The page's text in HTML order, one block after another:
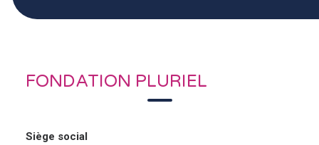
FONDATION PLURIEL
Siège social